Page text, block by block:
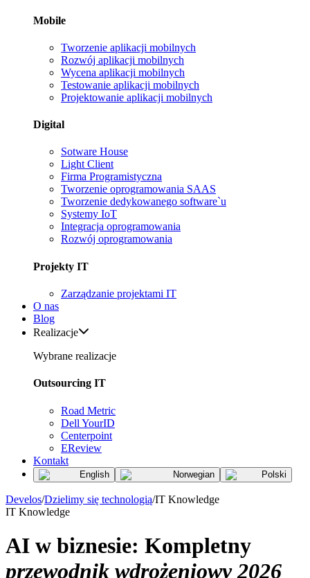
Mobile
Tworzenie aplikacji mobilnych
Rozwój aplikacji mobilnych
Wycena aplikacji mobilnych
Testowanie aplikacji mobilnych
Projektowanie aplikacji mobilnych
Digital
Sotware House
Light Client
Firma Programistyczna
Tworzenie oprogramowania SAAS
Tworzenie dedykowanego software`u
Systemy IoT
Integracja oprogramowania
Rozwój oprogramowania
Projekty IT
Zarządzanie projektami IT
O nas
Blog
Realizacje
Wybrane realizacje
Outsourcing IT
Road Metric
Dell YourID
Centerpoint
EReview
Kontakt
English Norwegian Polski
Develos/Dzielimy się technologią/IT Knowledge
IT Knowledge
AI w biznesie: Kompletny
przewodnik wdrożeniowy 2026